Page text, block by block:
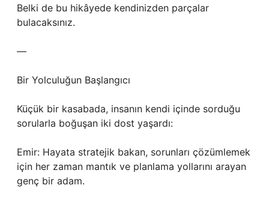
Belki de bu hikâyede kendinizden parçalar
bulacaksınız.
—
Bir Yolculuğun Başlangıcı
Küçük bir kasabada, insanın kendi içinde sorduğu
sorularla boğuşan iki dost yaşardı:
Emir: Hayata stratejik bakan, sorunları çözümlemek
için her zaman mantık ve planlama yollarını arayan
genç bir adam.